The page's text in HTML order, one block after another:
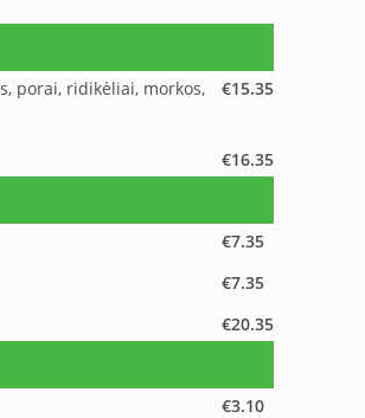
porai, ridikėliai, morkos,
€15.35
€16.35
€7.35
€7.35
€20.35
€3.10